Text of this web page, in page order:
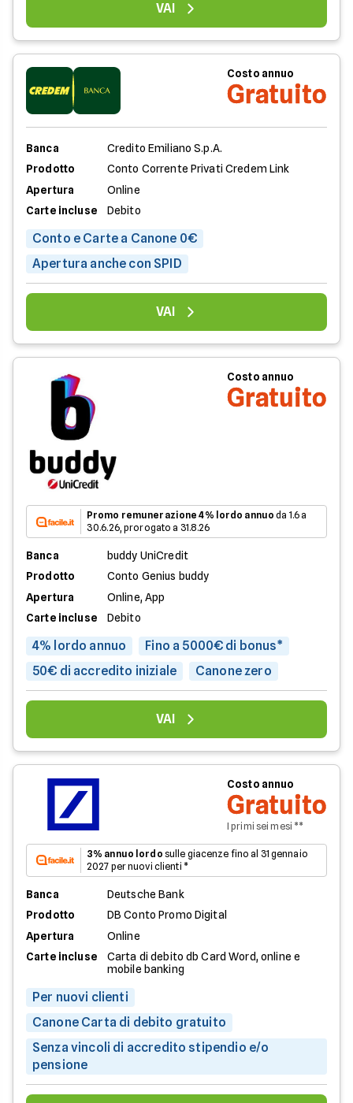
VAI
Costo annuo
Gratuito
Banca
Credito Emiliano S.p.A.
Prodotto
Conto Corrente Privati Credem Link
Apertura
Online
Carte incluse
Debito
Conto e Carte a Canone 0€
Apertura anche con SPID
VAI
Costo annuo
Gratuito
Promo remunerazione 4% lordo annuo da 1.6 a
30.6.26, prorogato a 31.8.26
Banca
buddy UniCredit
Prodotto
Conto Genius buddy
Apertura
Online, App
Carte incluse
Debito
4% lordo annuo
Fino a 5000€ di bonus*
50€ di accredito iniziale
Canone zero
VAI
Costo annuo
Gratuito
I primi sei mesi **
3% annuo lordo sulle giacenze fino al 31 gennaio
2027 per nuovi clienti *
Banca
Deutsche Bank
Prodotto
DB Conto Promo Digital
Apertura
Online
Carte incluse
Carta di debito db Card Word, online e
mobile banking
Per nuovi clienti
Canone Carta di debito gratuito
Senza vincoli di accredito stipendio e/o
pensione